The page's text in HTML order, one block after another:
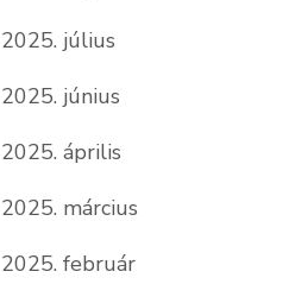
2025. július
2025. június
2025. április
2025. március
2025. február